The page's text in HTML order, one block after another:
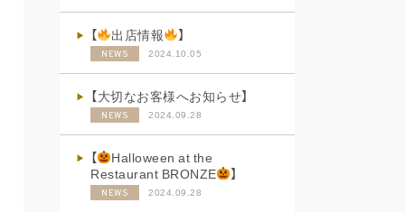
【 出店情報 】
NEWS 2024.10.05
【大切なお客様へお知らせ】
NEWS 2024.09.28
【
Halloween at the
Restaurant BRONZE
】
NEWS 2024.09.28